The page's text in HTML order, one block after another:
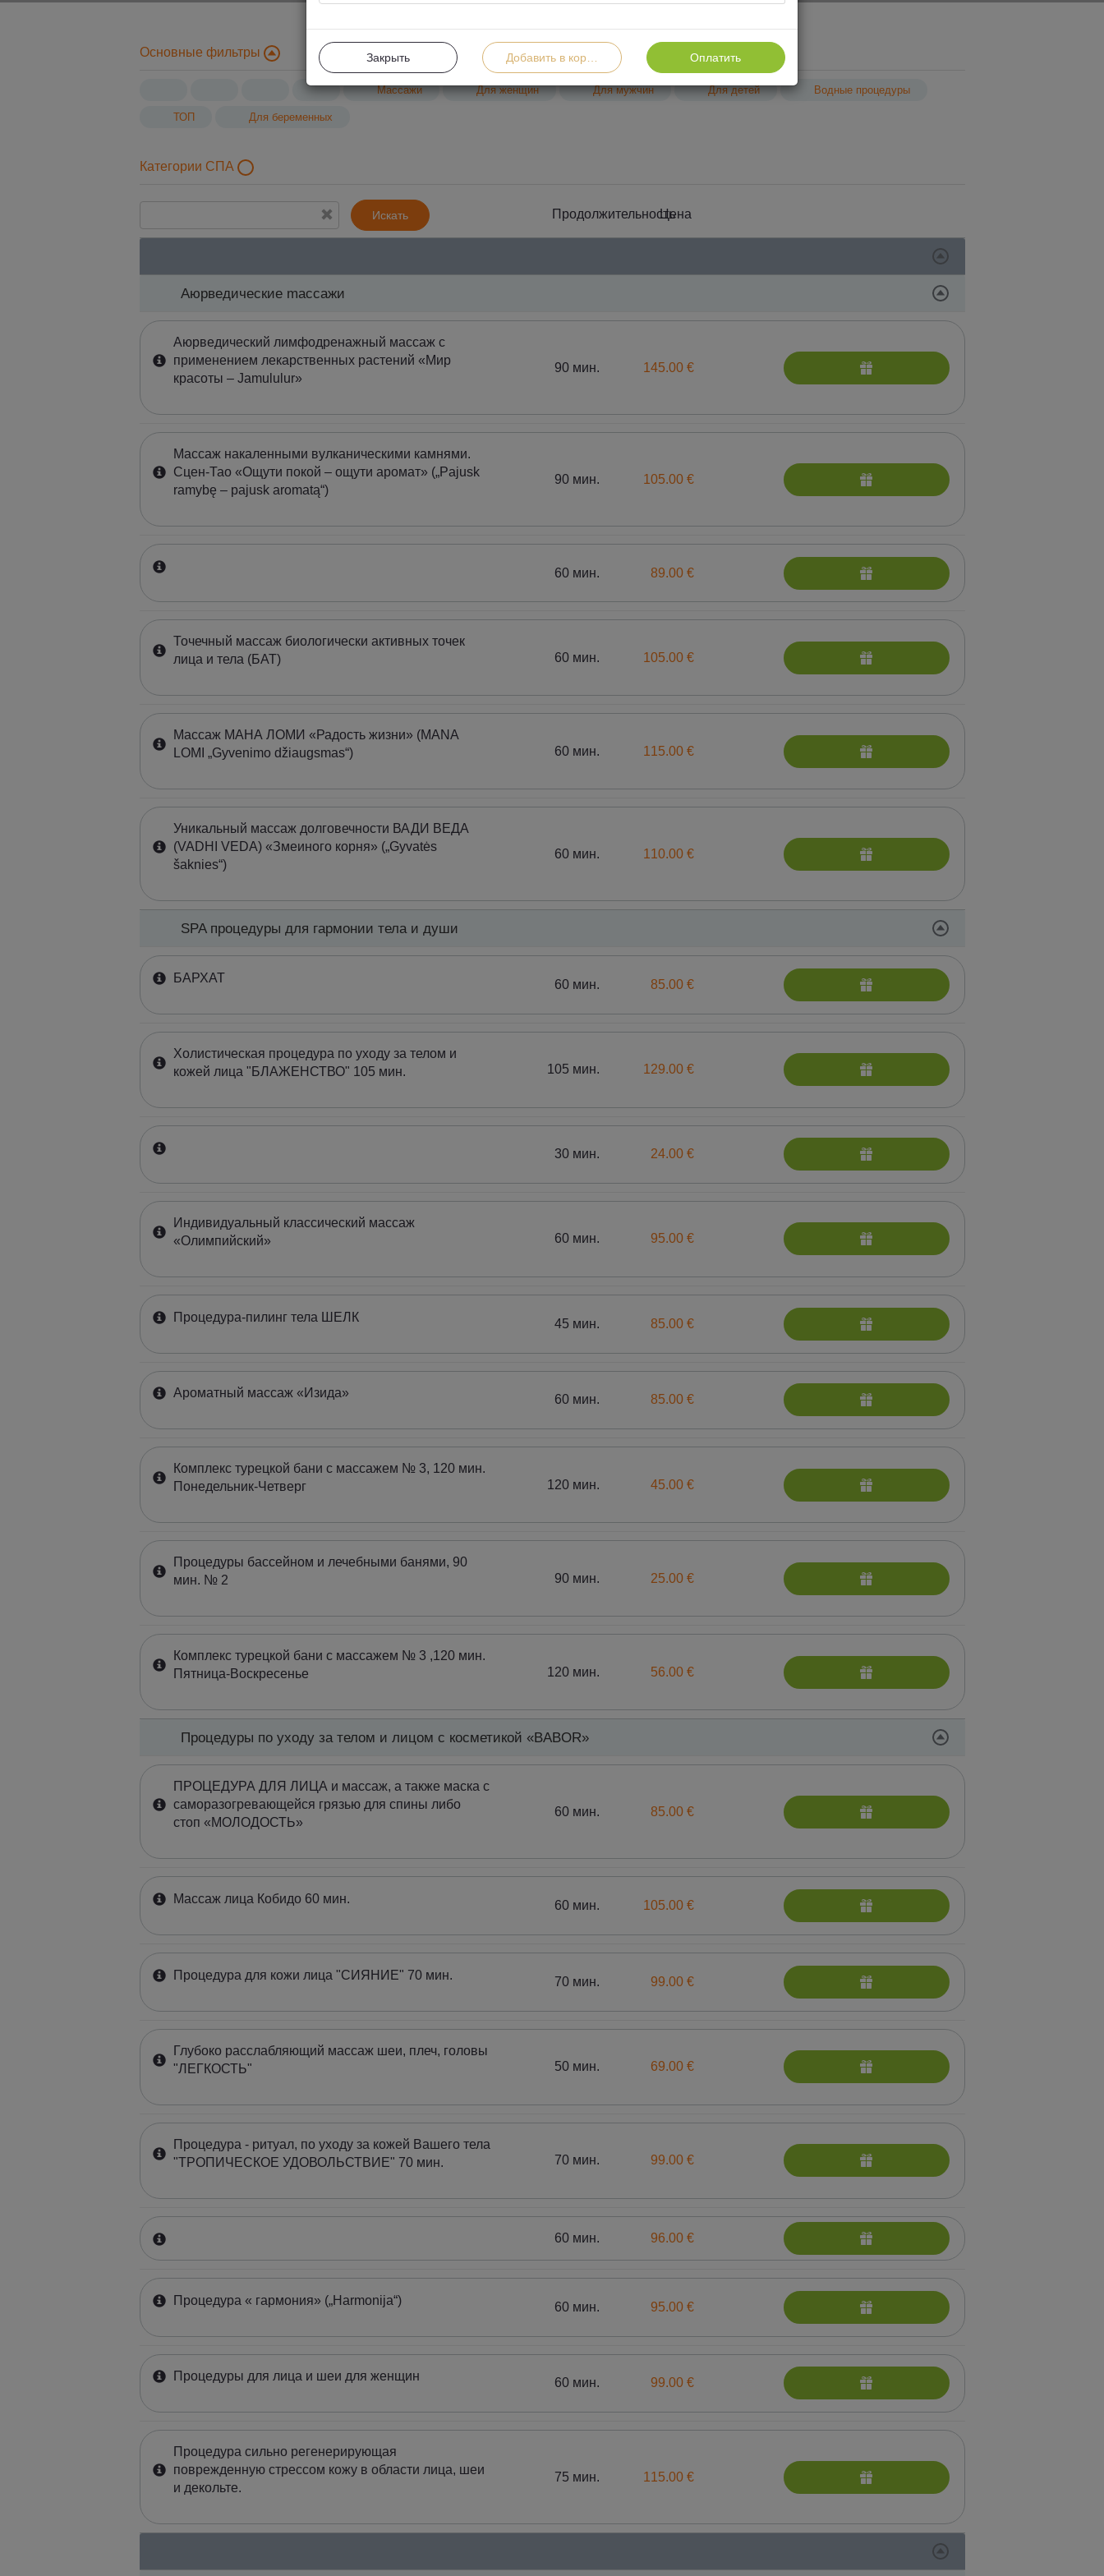
Основные фильтры
Массажи Для женщин Для мужчин Для детей Водные процедуры
ТОП Для беременных
Категории СПА
Aюрведическиe mассажи
Искать ПродолжительностьЦена
Aюрведическиe mассажи
Аюрведический лимфодренажный массаж с
применением лекарственных растений «Мир
красоты – Jamululur»
90 мин. 145.00 €
Массаж накаленными вулканическими камнями.
Сцен-Тао «Ощути покой – ощути аромат» („Pajusk
ramybę – pajusk aromatą“)
90 мин. 105.00 €
60 мин. 89.00 €
Точечный массаж биологически активных точек
лица и тела (БАТ)
60 мин. 105.00 €
Массаж МАНА ЛОМИ «Радость жизни» (MANA
LOMI „Gyvenimo džiaugsmas“)
60 мин. 115.00 €
Уникальный массаж долговечности ВАДИ ВЕДА
(VADHI VEDA) «Змеиного корня» („Gyvatės
šakniеs“)
60 мин. 110.00 €
SPA процедуры для гармонии тела и души
БАРХАТ 60 мин. 85.00 €
Холистическая процедура по уходу за телом и
кожей лица "БЛАЖЕНСТВО" 105 мин.
105 мин. 129.00 €
30 мин. 24.00 €
Индивидуальный классический массаж
«Олимпийский»
60 мин. 95.00 €
Процедура-пилинг тела ШЕЛК 45 мин. 85.00 €
Ароматный массаж «Изида» 60 мин. 85.00 €
Комплекс турецкой бани с массажем № 3, 120 мин.
Понедельник-Четверг
120 мин. 45.00 €
Процедуры бассейном и лечебными банями, 90
мин. № 2
90 мин. 25.00 €
Комплекс турецкой бани с массажем № 3 ,120 мин.
Пятница-Воскресенье
120 мин. 56.00 €
Процедуры по уходу за телом и лицом с косметикой «BABOR»
ПРОЦЕДУРА ДЛЯ ЛИЦА и массаж, а также маска с
саморазогревающейся грязью для спины либо
стоп «МОЛОДОСТЬ»
60 мин. 85.00 €
Массаж лица Кобидо 60 мин. 60 мин. 105.00 €
Процедура для кожи лица "СИЯНИЕ" 70 мин. 70 мин. 99.00 €
Глубоко расслабляющий массаж шеи, плеч, головы
"ЛЕГКОСТЬ"
50 мин. 69.00 €
Процедура - ритуал, по уходу за кожей Вашего тела
"ТРОПИЧЕСКОЕ УДОВОЛЬСТВИЕ" 70 мин.
70 мин. 99.00 €
60 мин. 96.00 €
Процедура « гармония» („Harmonija“) 60 мин. 95.00 €
Процедуры для лица и шеи для женщин 60 мин. 99.00 €
Процедура сильно регенерирующая
поврежденную стрессом кожу в области лица, шеи
и декольте.
75 мин. 115.00 €
Закрыть Добавить в корзину Оплатить